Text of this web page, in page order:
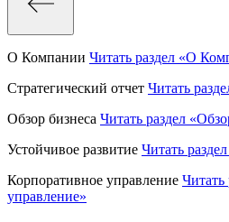
О Компании Читать раздел «О
Стратегический отчет Читать
Обзор бизнеса Читать раздел
Устойчивое развитие Читать раздел
Корпоративное управление Читать
управление»